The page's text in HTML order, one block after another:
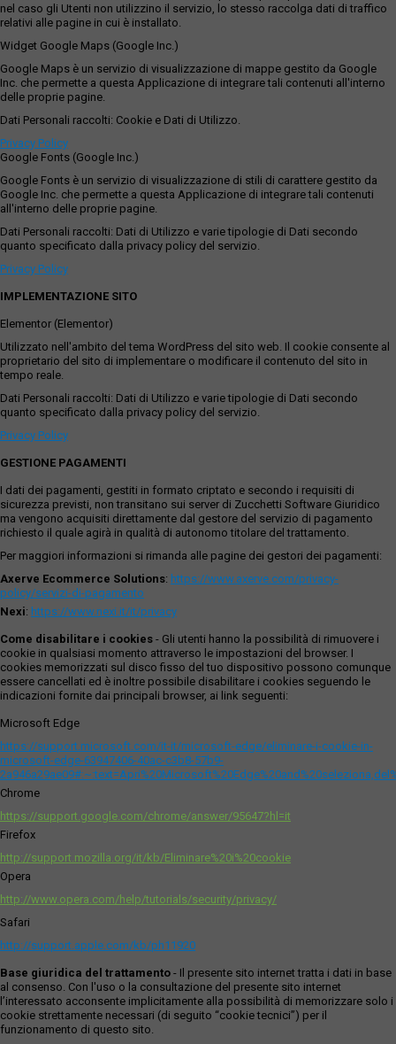
nel caso gli Utenti non utilizzino il servizio, lo stesso raccolga dati di traffico
relativi alle pagine in cui è installato.
Widget Google Maps (Google Inc.)
Google Maps è un servizio di visualizzazione di mappe gestito da Google
Inc. che permette a questa Applicazione di integrare tali contenuti all'interno
delle proprie pagine.
Dati Personali raccolti: Cookie e Dati di Utilizzo.
Privacy Policy
Google Fonts (Google Inc.)
Google Fonts è un servizio di visualizzazione di stili di carattere gestito da
Google Inc. che permette a questa Applicazione di integrare tali contenuti
all'interno delle proprie pagine.
Dati Personali raccolti: Dati di Utilizzo e varie tipologie di Dati secondo
quanto specificato dalla privacy policy del servizio.
Privacy Policy
IMPLEMENTAZIONE SITO
Elementor (Elementor)
Utilizzato nell'ambito del tema WordPress del sito web. Il cookie consente al
proprietario del sito di implementare o modificare il contenuto del sito in
tempo reale.
Dati Personali raccolti: Dati di Utilizzo e varie tipologie di Dati secondo
quanto specificato dalla privacy policy del servizio.
Privacy Policy
GESTIONE PAGAMENTI
I dati dei pagamenti, gestiti in formato criptato e secondo i requisiti di
sicurezza previsti, non transitano sui server di Zucchetti Software Giuridico
ma vengono acquisiti direttamente dal gestore del servizio di pagamento
richiesto il quale agirà in qualità di autonomo titolare del trattamento.
Per maggiori informazioni si rimanda alle pagine dei gestori dei pagamenti:
Axerve Ecommerce Solutions: https://www.axerve.com/privacy-
policy/servizi-di-pagamento
Nexi: https://www.nexi.it/it/privacy
Come disabilitare i cookies - Gli utenti hanno la possibilità di rimuovere i
cookie in qualsiasi momento attraverso le impostazioni del browser. I
cookies memorizzati sul disco fisso del tuo dispositivo possono comunque
essere cancellati ed è inoltre possibile disabilitare i cookies seguendo le
indicazioni fornite dai principali browser, ai link seguenti:
Microsoft Edge
https://support.microsoft.com/it-it/microsoft-edge/eliminare-i-cookie-in-
microsoft-edge-63947406-40ac-c3b8-57b9-
Chrome
https://support.google.com/chrome/answer/95647?hl=it
Firefox
http://support.mozilla.org/it/kb/Eliminare%20i%20cookie
Opera
http://www.opera.com/help/tutorials/security/privacy/
Safari
http://support.apple.com/kb/ph11920
Base giuridica del trattamento - Il presente sito internet tratta i dati in base
al consenso. Con l'uso o la consultazione del presente sito internet
l’interessato acconsente implicitamente alla possibilità di memorizzare solo i
cookie strettamente necessari (di seguito “cookie tecnici”) per il
funzionamento di questo sito.